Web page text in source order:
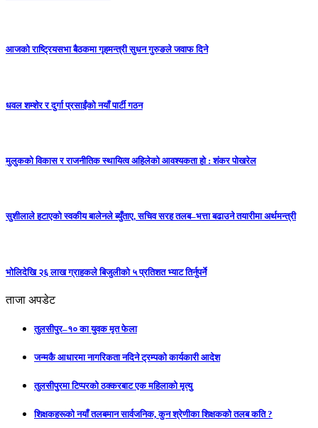
आजको राष्ट्रियसभा बैठकमा गृहमन्त्री सुधन गुरुङले जवाफ दिने
धवल शम्शेर र दुर्गा प्रसाईंको नयाँ पार्टी गठन
मुलुकको विकास र राजनीतिक स्थायित्व अहिलेको आवश्यकता हो : शंकर पोखरेल
सुशीलाले हटाएको स्वकीय बालेनले ब्युँताए, सचिव सरह तलब–भत्ता बढाउने तयारीमा अर्थमन्त्री
भोलिदेखि २६ लाख ग्राहकले बिजुलीको ५ प्रतिशत भ्याट तिर्नुपर्ने
ताजा अपडेट
तुलसीपुर–१० का युवक मृत फेला
जन्मकै आधारमा नागरिकता नदिने ट्रम्पको कार्यकारी आदेश
तुलसीपुरमा टिप्परको ठक्करबाट एक महिलाको मृत्यु
शिक्षकहरूको नयाँ तलबमान सार्वजनिक, कुन श्रेणीका शिक्षकको तलब कति ?